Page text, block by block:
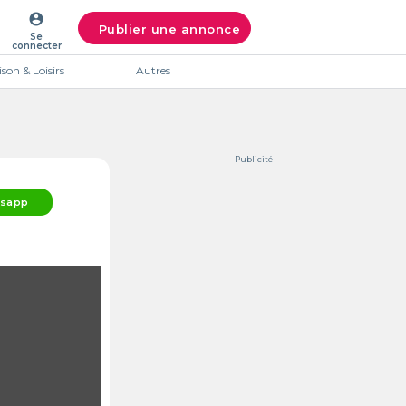
account_circle
Se
connecter
Publier une annonce
& Loisirs Autres
Publicité